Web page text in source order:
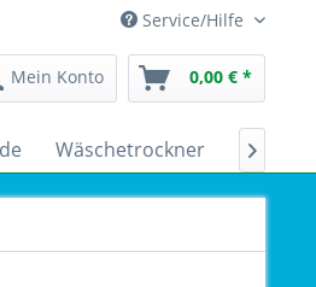
Service/Hilfe
Mein Konto 0,00 € *
Wäschetrockner 